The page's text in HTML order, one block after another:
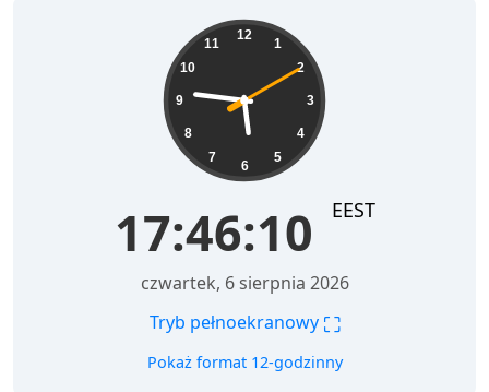
12
1
2
3
4
5
6
7
8
9
10
11
17:46:10 EEST
czwartek, 6 sierpnia 2026
Tryb pełnoekranowy ⛶
Pokaż format 12-godzinny